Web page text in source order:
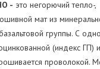
- это негорючий тепло-,
мат из
группы. С
(индекс
проволокой.